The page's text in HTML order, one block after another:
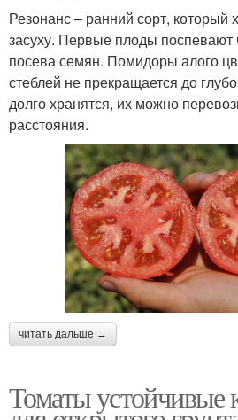
Резонанс – ранний сорт, который
засуху. Первые плоды поспевают
посева семян. Помидоры алого
стеблей не прекращается до
долго хранятся, их можно
расстояния.
читать дальше →
Томаты устойчивые